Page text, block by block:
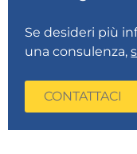
Se desideri più
una consulenza,
CONTATTACI